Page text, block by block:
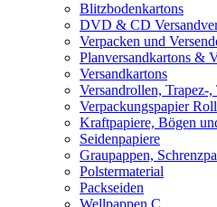
Blitzbodenkartons
DVD & CD
Verpacken und
Planversandkartons &
Versandkartons
Versandrollen, Trapez-
Verpackungspapier
Kraftpapiere, Bögen
Seidenpapiere
Graupappen,
Polstermaterial
Packseiden